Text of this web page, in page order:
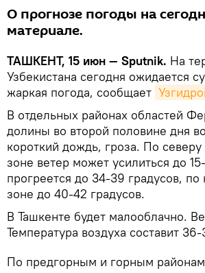
О прогнозе погоды на
материале.
ТАШКЕНТ, 15 июн — Sputnik. На
Узбекистана сегодня ожидается
жаркая погода, сообщает
В отдельных районах областей
долины во второй половине дня
короткий дождь, гроза. По
зоне ветер может усилиться до
прогреется до 34-39 градусов,
зоне до 40-42 градусов.
В Ташкенте будет малооблачно.
Температура воздуха составит
По предгорным и горным